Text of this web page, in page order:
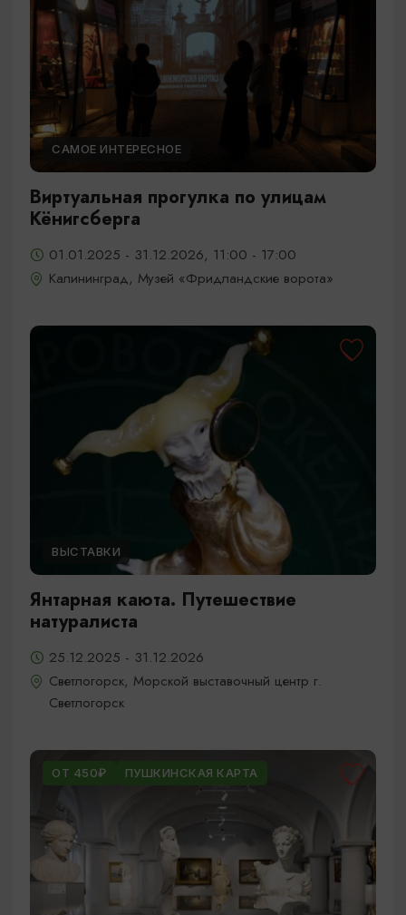
САМОЕ ИНТЕРЕСНОЕ
Виртуальная прогулка по улицам
Кёнигсберга
01.01.2025 - 31.12.2026, 11:00 - 17:00
Калининград, Музей «Фридландские ворота»
ВЫСТАВКИ
Янтарная каюта. Путешествие
натуралиста
25.12.2025 - 31.12.2026
Светлогорск, Морской выставочный центр г.
Светлогорск
ОТ 450₽ ПУШКИНСКАЯ КАРТА